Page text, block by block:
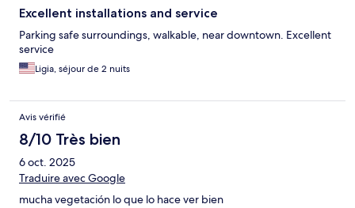
Excellent installations and service
Parking safe surroundings, walkable, near downtown. Excellent
service
Ligia, séjour de 2 nuits
Avis vérifié
8/10 Très bien
6 oct. 2025
Traduire avec Google
mucha vegetación lo que lo hace ver bien